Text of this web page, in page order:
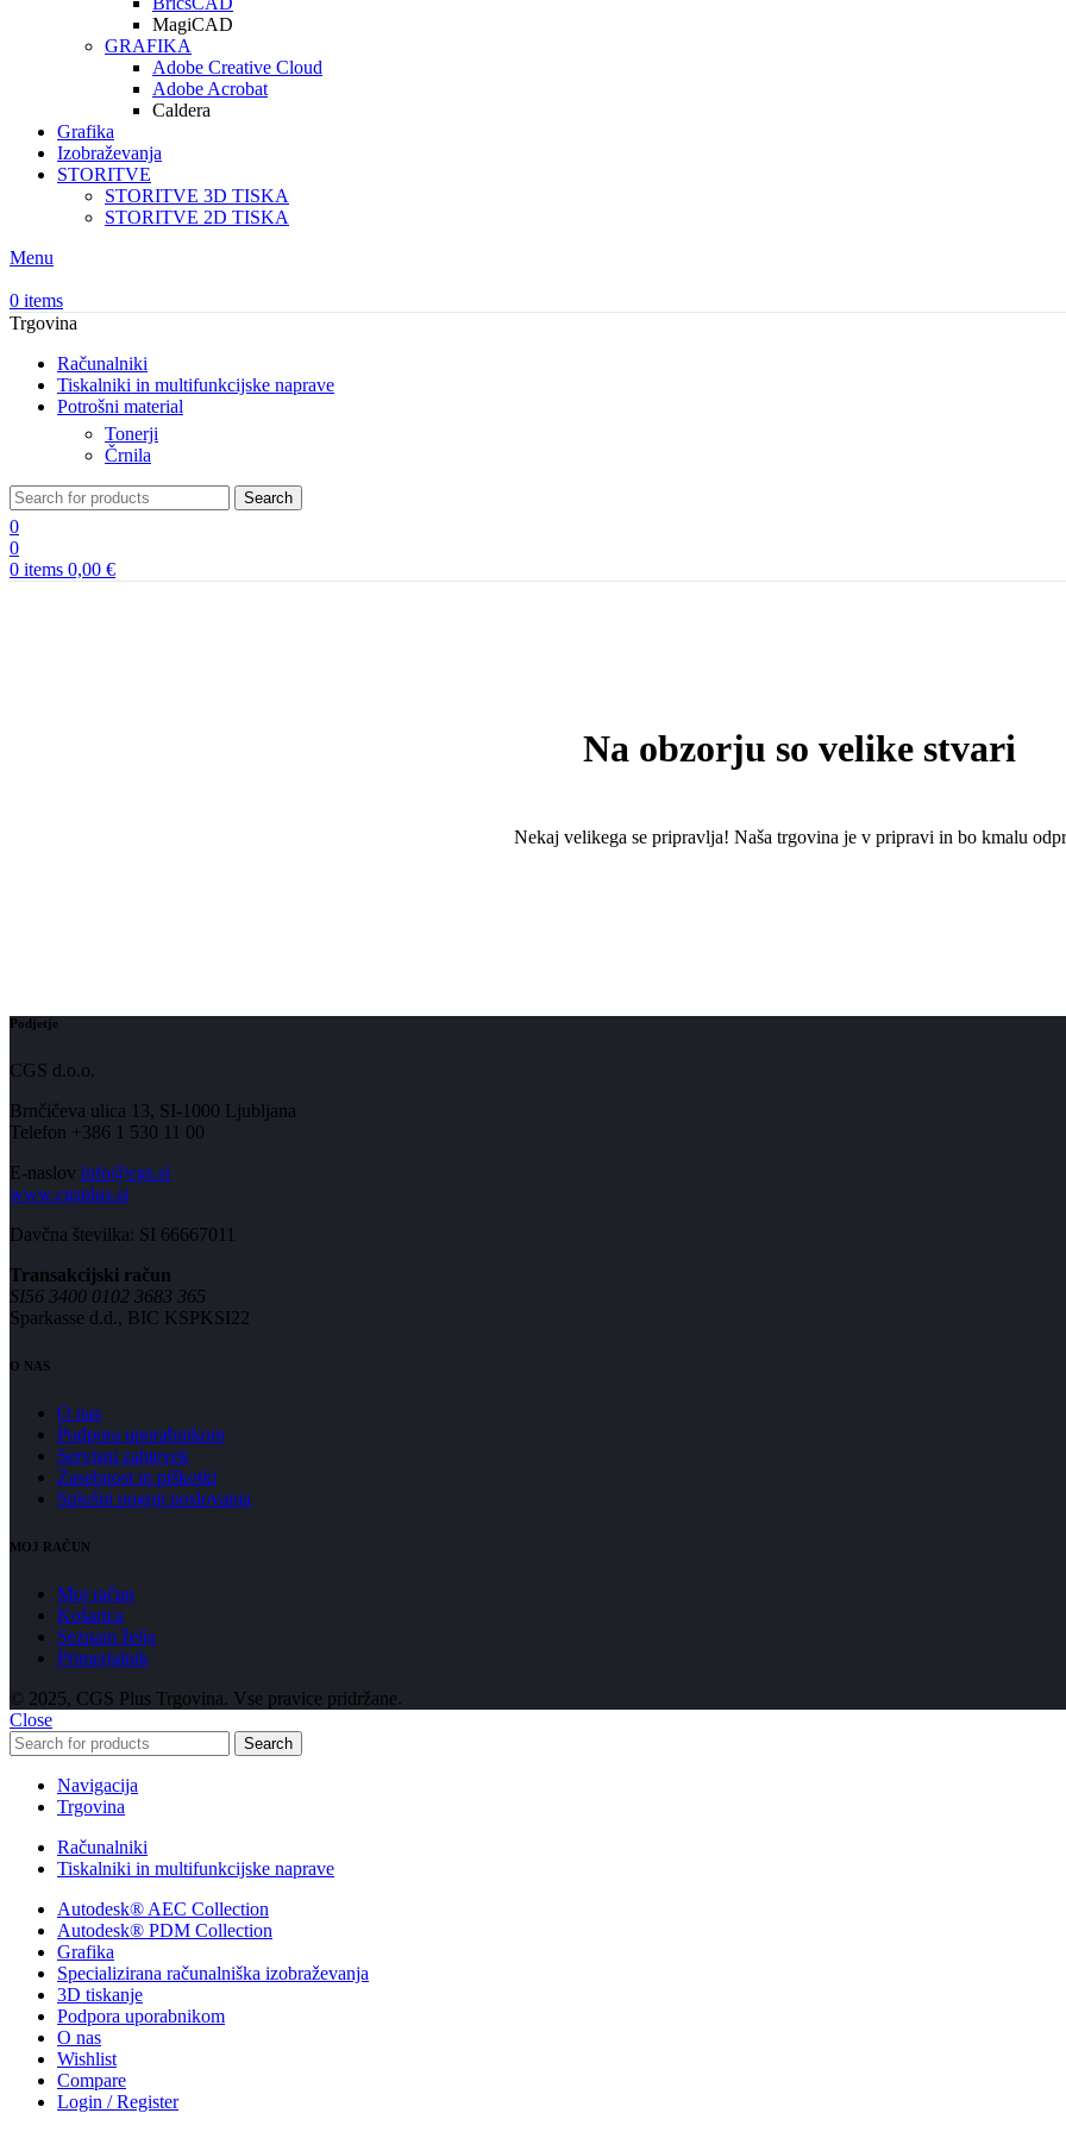
MagiCAD
GRAFIKA
Adobe Creative Cloud
Adobe Acrobat
Caldera
Grafika
Izobraževanja
STORITVE
STORITVE 3D TISKA
STORITVE 2D TISKA
Menu
0 items
Trgovina
Računalniki
Tiskalniki in multifunkcijske naprave
Potrošni material
Tonerji
Črnila
Search
0
0
0 items 0,00 €
Na obzorju so velike stvari
Nekaj ​​velikega se pripravlja! Naša trgovina je v pripravi in ​​bo kmalu
Podjetje
CGS d.o.o.
Brnčičeva ulica 13, SI-1000 Ljubljana
Telefon +386 1 530 11 00
E-naslov info@cgs.si
www.cgsplus.si
Davčna številka: SI 66667011
Transakcijski račun
SI56 3400 0102 3683 365
Sparkasse d.d., BIC KSPKSI22
O NAS
O nas
Podpora uporabnikom
Servisni zahtevek
Zasebnost in piškotki
Splošni pogoji poslovanja
MOJ RAČUN
Moj račun
Košarica
Seznam želja
Primerjalnik
© 2025, CGS Plus Trgovina. Vse pravice pridržane.
Close
Search
Navigacija
Trgovina
Računalniki
Tiskalniki in multifunkcijske naprave
Autodesk® AEC Collection
Autodesk® PDM Collection
Grafika
Specializirana računalniška izobraževanja
3D tiskanje
Podpora uporabnikom
O nas
Wishlist
Compare
Login / Register